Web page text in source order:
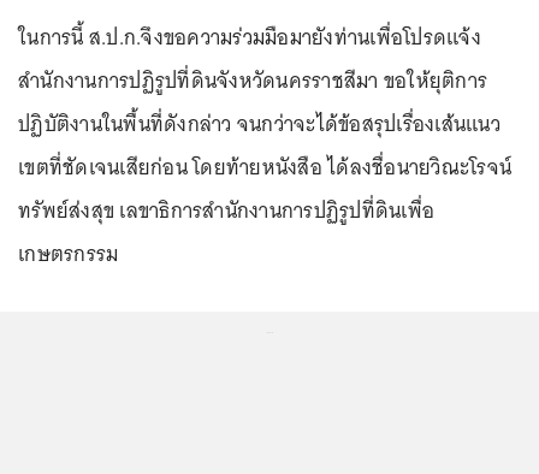
ในการนี้ ส.ป.ก.จึงขอความร่วมมือมายังท่านเพื่อโปรดแจ้ง
สำนักงานการปฏิรูปที่ดินจังหวัดนครราชสีมา ขอให้ยุติการ
ปฏิบัติงานในพื้นที่ดังกล่าว จนกว่าจะได้ข้อสรุปเรื่องเส้นแนว
เขตที่ชัดเจนเสียก่อน โดยท้ายหนังสือ ได้ลงชื่อนายวิณะโรจน์
ทรัพย์ส่งสุข เลขาธิการสำนักงานการปฏิรูปที่ดินเพื่อ
เกษตรกรรม